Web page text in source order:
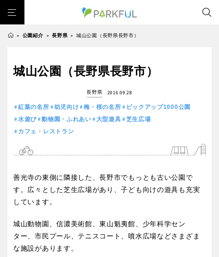
芝生広場 幼児向け 大型遊具 ピックアップ1000公園
紅葉の名所
動物園・ふれあい 歴史・文化財
さくら名所100公園
洋式庭園 ドッグラン ローラー滑り台 植物園 夜景スポット
Pickup 花の名所 プレーパーク 美術館 公園グルメ
ふわふわドーム バスケットゴール ライトアップ イルミネーション
イベント 交通公園 健康遊具 ゲートボール スケートパーク
北海道・東北
北海道 青森
岩手
関東
大型遊具 ピックアップ1000公園
梅・桜の名所
景色が良い 水遊び
サッカー・フットサル 動物園・ふれあい
歴史・文化財 日本庭園
紅葉の美しい公園
屋内遊び場 アスレチックコース
バスケットボール 彫刻・アート
> 公園紹介 > 長野県 > 城山公園（長野県長野市）
城山公園（長野県長野市）
長野県 2016.09.28
紅葉の名所 幼児向け 梅・桜の名所
ピックアップ1000公園
水遊び
動物園・ふれあい 大型遊具
芝生広場
カフェ・レストラン
善光寺の東側に隣接した、長野市でもっとも古い公園で
す。広々とした芝生広場があり、子ども向けの遊具も充実
しています。
城山動物園、信濃美術館、東山魁夷館、少年科学セン
ター、市民プール、テニスコート、噴水広場などさまざま
な施設があります。